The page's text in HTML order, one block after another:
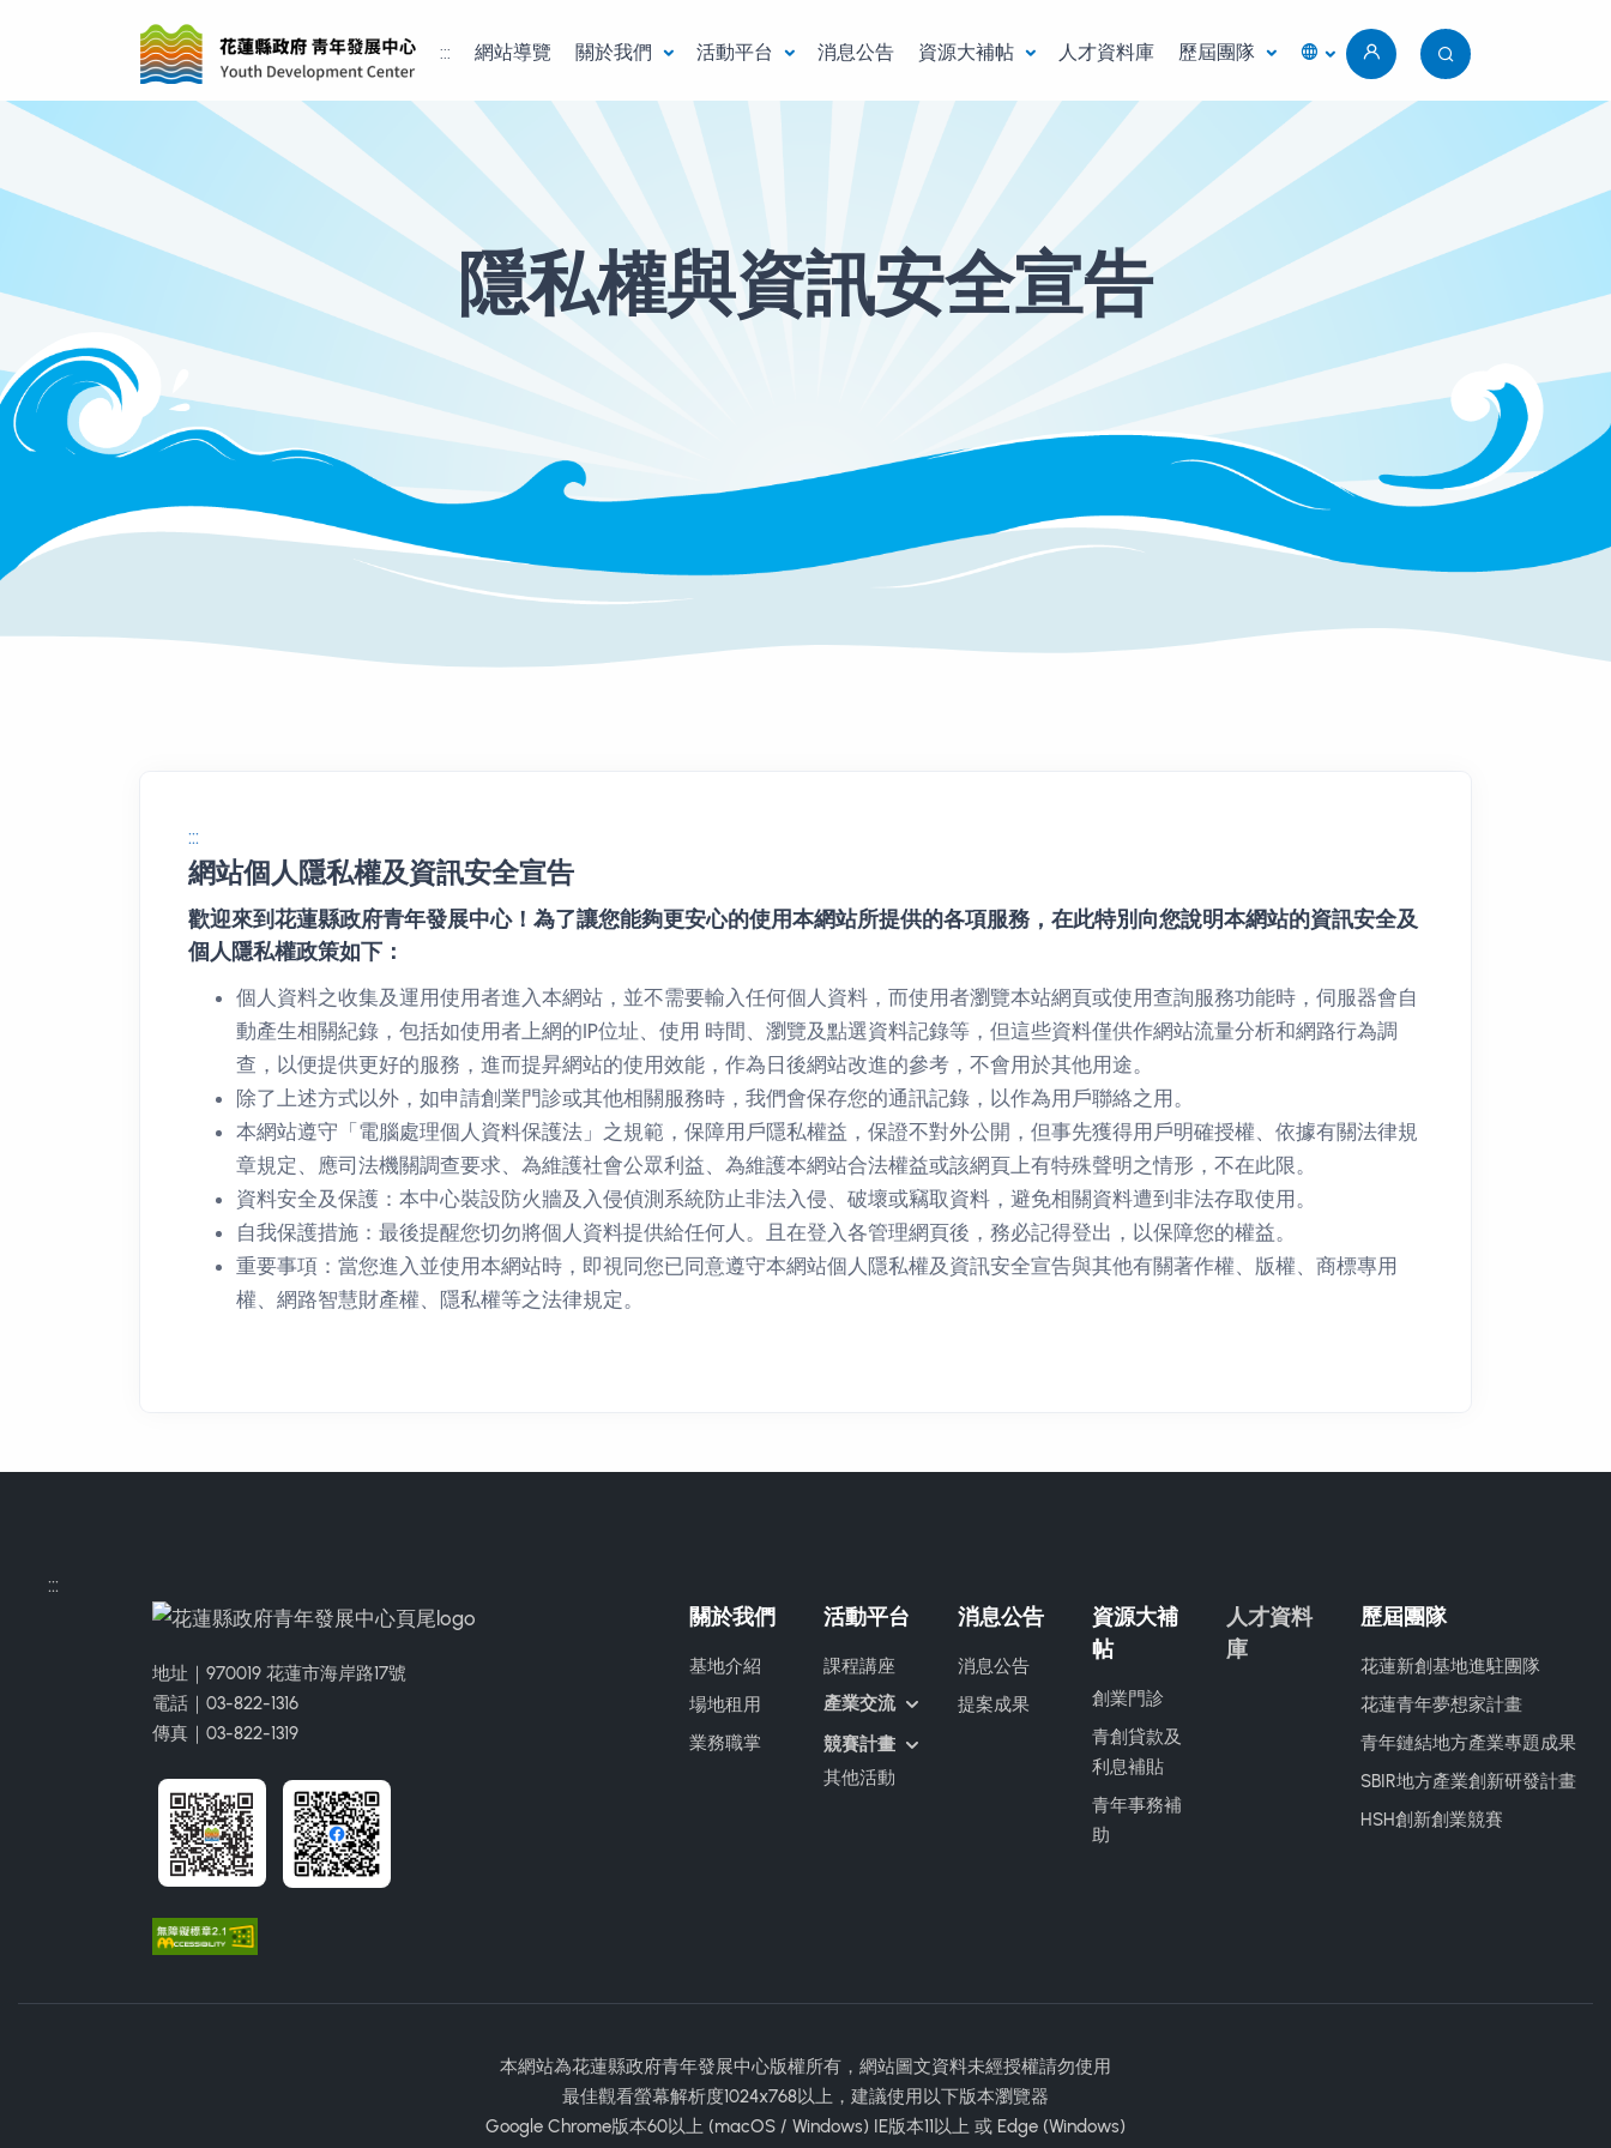
::: 網站導覽 關於我們 活動平台 消息公告 資源大補帖 人才資料庫 歷屆團隊
隱私權與資訊安全宣告
:::
網站個人隱私權及資訊安全宣告
歡迎來到花蓮縣政府青年發展中心！為了讓您能夠更安心的使用本網站所提供的各項服務，在此特別向您說明本網站的資訊安全及
個人隱私權政策如下：
個人資料之收集及運用使用者進入本網站，並不需要輸入任何個人資料，而使用者瀏覽本站網頁或使用查詢服務功能時，伺服器會自
動產生相關紀錄，包括如使用者上網的IP位址、使用 時間、瀏覽及點選資料記錄等，但這些資料僅供作網站流量分析和網路行為調
查，以便提供更好的服務，進而提昇網站的使用效能，作為日後網站改進的參考，不會用於其他用途。
除了上述方式以外，如申請創業門診或其他相關服務時，我們會保存您的通訊記錄，以作為用戶聯絡之用。
本網站遵守「電腦處理個人資料保護法」之規範，保障用戶隱私權益，保證不對外公開，但事先獲得用戶明確授權、依據有關法律規
章規定、應司法機關調查要求、為維護社會公眾利益、為維護本網站合法權益或該網頁上有特殊聲明之情形，不在此限。
資料安全及保護：本中心裝設防火牆及入侵偵測系統防止非法入侵、破壞或竊取資料，避免相關資料遭到非法存取使用。
自我保護措施：最後提醒您切勿將個人資料提供給任何人。且在登入各管理網頁後，務必記得登出，以保障您的權益。
重要事項：當您進入並使用本網站時，即視同您已同意遵守本網站個人隱私權及資訊安全宣告與其他有關著作權、版權、商標專用
權、網路智慧財產權、隱私權等之法律規定。
:::
地址｜970019 花蓮市海岸路17號
電話｜03-822-1316
傳真｜03-822-1319
關於我們
基地介紹
場地租用
業務職掌
活動平台
課程講座
產業交流
競賽計畫
其他活動
消息公告
消息公告
提案成果
資源大補
帖
創業門診
青創貸款及
利息補貼
青年事務補
助
人才資料
庫
歷屆團隊
花蓮新創基地進駐團隊
花蓮青年夢想家計畫
青年鏈結地方產業專題成果
SBIR地方產業創新研發計畫
HSH創新創業競賽
本網站為花蓮縣政府青年發展中心版權所有，網站圖文資料未經授權請勿使用
最佳觀看螢幕解析度1024x768以上，建議使用以下版本瀏覽器
Google Chrome版本60以上 (macOS / Windows) IE版本11以上 或 Edge (Windows)